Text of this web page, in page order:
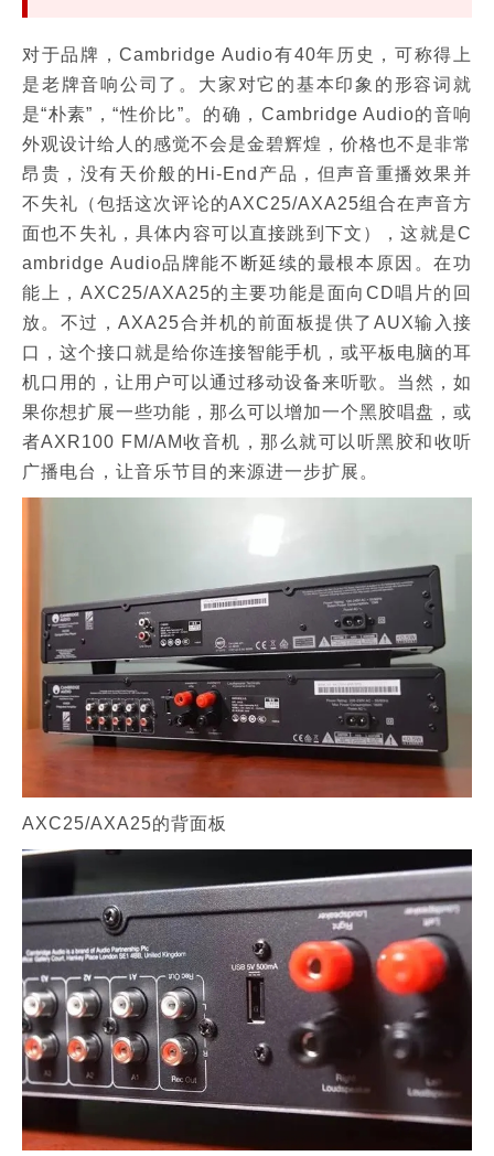
对于品牌，Cambridge Audio有40年历史，可称得上
是老牌音响公司了。大家对它的基本印象的形容词就
是“朴素”，“性价比”。的确，Cambridge Audio的音响
外观设计给人的感觉不会是金碧辉煌，价格也不是非常
昂贵，没有天价般的Hi-End产品，但声音重播效果并
不失礼（包括这次评论的AXC25/AXA25组合在声音方
面也不失礼，具体内容可以直接跳到下文），这就是C
ambridge Audio品牌能不断延续的最根本原因。在功
能上，AXC25/AXA25的主要功能是面向CD唱片的回
放。不过，AXA25合并机的前面板提供了AUX输入接
口，这个接口就是给你连接智能手机，或平板电脑的耳
机口用的，让用户可以通过移动设备来听歌。当然，如
果你想扩展一些功能，那么可以增加一个黑胶唱盘，或
者AXR100 FM/AM收音机，那么就可以听黑胶和收听
广播电台，让音乐节目的来源进一步扩展。
AXC25/AXA25的背面板